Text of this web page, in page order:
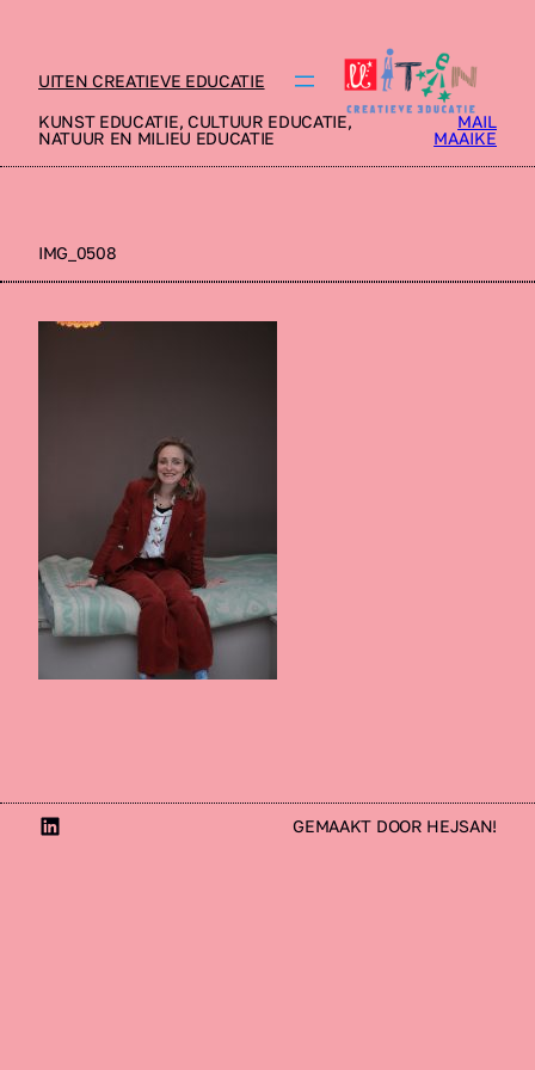
UITEN CREATIEVE EDUCATIE
KUNST EDUCATIE, CULTUUR EDUCATIE,
NATUUR EN MILIEU EDUCATIE
MAIL
MAAIKE
IMG_0508
LinkedIn GEMAAKT DOOR HEJSAN!